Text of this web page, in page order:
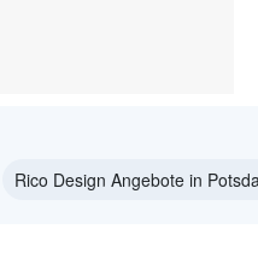
Rico Design Angebote in